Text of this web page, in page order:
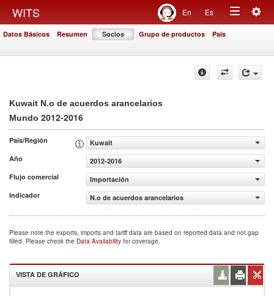
WITS En Es
Toggle
Datos Básicos Resumen Socios Grupo de productos País
Kuwait N.o de acuerdos arancelarios
Mundo 2012-2016
País/Región
Kuwait
Año
2012-2016
Flujo comercial
Importación
Indicador
N.o de acuerdos arancelarios
Please note the exports, imports and tariff data are based on reported data and not gap
filled. Please check the Data Availability for coverage.
VISTA DE GRÁFICO